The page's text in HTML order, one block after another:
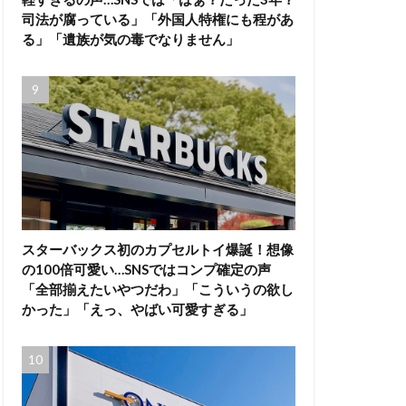
司法が腐っている」「外国人特権にも程があ
る」「遺族が気の毒でなりません」
スターバックス初のカプセルトイ爆誕！想像
の100倍可愛い…SNSではコンプ確定の声
「全部揃えたいやつだわ」「こういうの欲し
かった」「えっ、やばい可愛すぎる」